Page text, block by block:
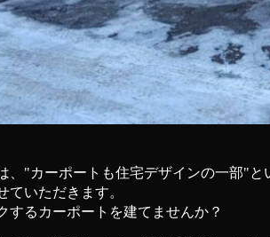
、"カーポートも住宅デザインの一部"
ていただきます。
するカーポートを建てませんか？